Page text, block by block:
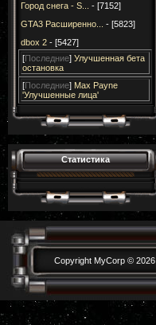
Город снега - S...
- [7152]
GTA3 Расширенно...
- [5823]
dbox 2 - [5427]
[Последние] Улучшенная бета
остановка
[Последние] Max Payne
'Улучшенные лица'
Статистика
Copyright MyCorp © 2026